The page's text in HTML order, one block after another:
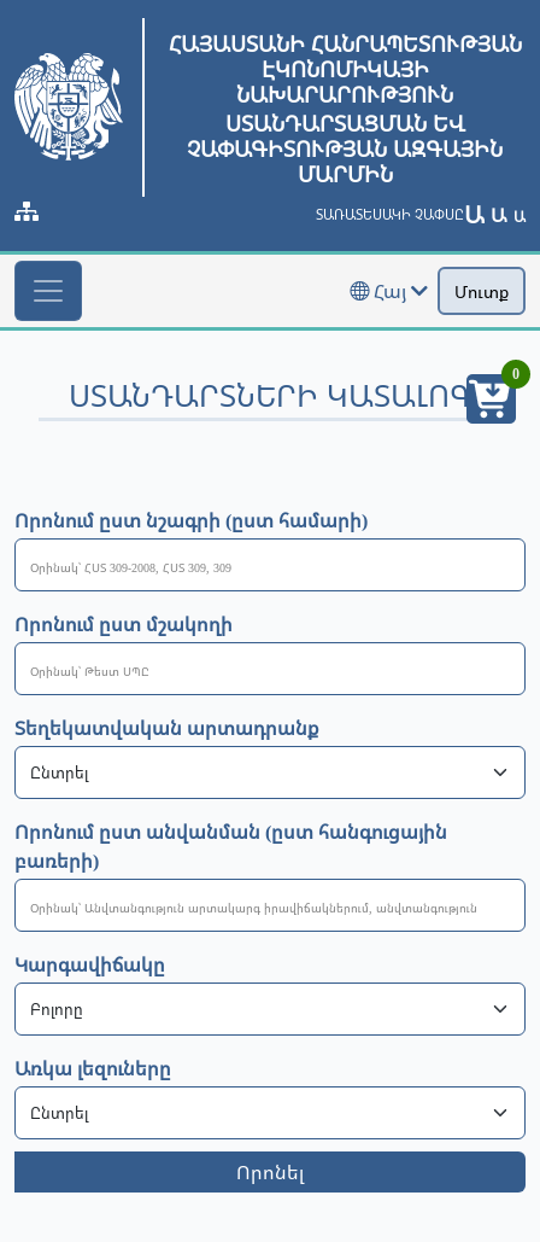
ՀԱՅԱՍՏԱՆԻ ՀԱՆՐԱՊԵՏՈՒԹՅԱՆ
ԷԿՈՆՈՄԻԿԱՅԻ
ՆԱԽԱՐԱՐՈՒԹՅՈՒՆ
ՍՏԱՆԴԱՐՏԱՑՄԱՆ ԵՎ
ՉԱՓԱԳԻՏՈՒԹՅԱՆ ԱԶԳԱՅԻՆ
ՄԱՐՄԻՆ
ՏԱՌԱՏԵՍԱԿԻ ՉԱՓՍԸԱ Ա Ա
Հայ Մուտք
ՍՏԱՆԴԱՐՏՆԵՐԻ ԿԱՏԱԼՈԳ
Որոնում ըստ նշագրի (ըստ համարի)
Որոնում ըստ մշակողի
Տեղեկատվական արտադրանք
Որոնում ըստ անվանման (ըստ հանգուցային
բառերի)
Կարգավիճակը
Առկա լեզուները
Որոնել
0